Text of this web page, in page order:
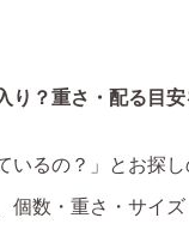
り？重さ・配る目
いるの？」とお探
数・重さ・サイ